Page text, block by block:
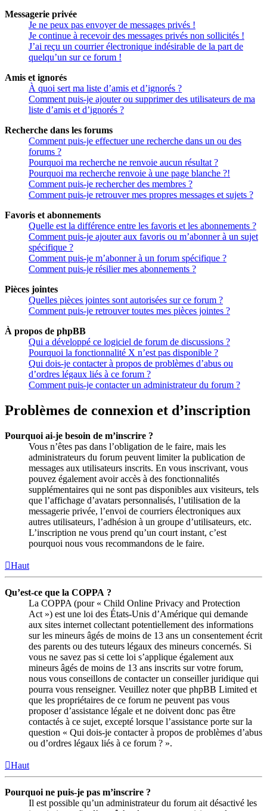
Messagerie privée
Je ne peux pas envoyer de messages privés !
Je continue à recevoir des messages privés non sollicités !
J’ai reçu un courrier électronique indésirable de la part de
quelqu’un sur ce forum !
Amis et ignorés
À quoi sert ma liste d’amis et d’ignorés ?
Comment puis-je ajouter ou supprimer des utilisateurs de ma
liste d’amis et d’ignorés ?
Recherche dans les forums
Comment puis-je effectuer une recherche dans un ou des
forums ?
Pourquoi ma recherche ne renvoie aucun résultat ?
Pourquoi ma recherche renvoie à une page blanche ?!
Comment puis-je rechercher des membres ?
Comment puis-je retrouver mes propres messages et sujets ?
Favoris et abonnements
Quelle est la différence entre les favoris et les abonnements ?
Comment puis-je ajouter aux favoris ou m’abonner à un sujet
spécifique ?
Comment puis-je m’abonner à un forum spécifique ?
Comment puis-je résilier mes abonnements ?
Pièces jointes
Quelles pièces jointes sont autorisées sur ce forum ?
Comment puis-je retrouver toutes mes pièces jointes ?
À propos de phpBB
Qui a développé ce logiciel de forum de discussions ?
Pourquoi la fonctionnalité X n’est pas disponible ?
Qui dois-je contacter à propos de problèmes d’abus ou
d’ordres légaux liés à ce forum ?
Comment puis-je contacter un administrateur du forum ?
Problèmes de connexion et d’inscription
Pourquoi ai-je besoin de m’inscrire ?
Vous n’êtes pas dans l’obligation de le faire, mais les
administrateurs du forum peuvent limiter la publication de
messages aux utilisateurs inscrits. En vous inscrivant, vous
pouvez également avoir accès à des fonctionnalités
supplémentaires qui ne sont pas disponibles aux visiteurs, tels
que l’affichage d’avatars personnalisés, l’utilisation de la
messagerie privée, l’envoi de courriers électroniques aux
autres utilisateurs, l’adhésion à un groupe d’utilisateurs, etc.
L’inscription ne vous prend qu’un court instant, c’est
pourquoi nous vous recommandons de le faire.
Haut
Qu’est-ce que la COPPA ?
La COPPA (pour « Child Online Privacy and Protection
Act ») est une loi des États-Unis d’Amérique qui demande
aux sites internet collectant potentiellement des informations
sur les mineurs âgés de moins de 13 ans un consentement écrit
des parents ou des tuteurs légaux des mineurs concernés. Si
vous ne savez pas si cette loi s’applique également aux
mineurs âgés de moins de 13 ans inscrits sur votre forum,
nous vous conseillons de contacter un conseiller juridique qui
pourra vous renseigner. Veuillez noter que phpBB Limited et
que les propriétaires de ce forum ne peuvent pas vous
proposer d’assistance légale et ne doivent donc pas être
contactés à ce sujet, excepté lorsque l’assistance porte sur la
question « Qui dois-je contacter à propos de problèmes d’abus
ou d’ordres légaux liés à ce forum ? ».
Haut
Pourquoi ne puis-je pas m’inscrire ?
Il est possible qu’un administrateur du forum ait désactivé les